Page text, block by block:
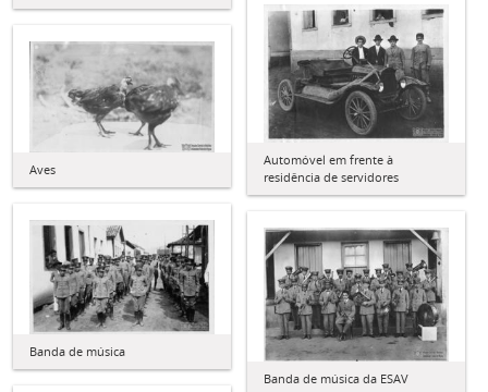
Automóvel em frente à
residência de servidores
Aves
Banda de música
Banda de música da ESAV